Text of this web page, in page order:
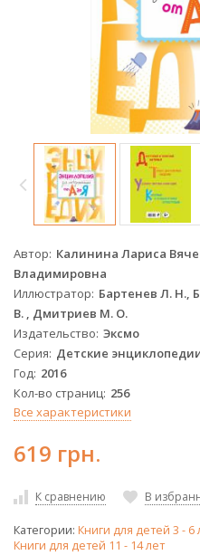
Автор Калинина Лариса
Владимировна
Иллюстратор Бартенев Л. Н.,
В. , Дмитриев М. О.
Издательство Эксмо
Серия Детские
Год 2016
Кол-во страниц 256
Все характеристики
619 грн.
К сравнению В
Категории: Книги для детей 3 - 6
Книги для детей 11 - 14 лет